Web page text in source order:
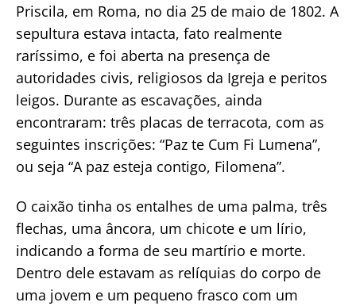
Priscila, em Roma, no dia 25 de maio de 1802. A
sepultura estava intacta, fato realmente
raríssimo, e foi aberta na presença de
autoridades civis, religiosos da Igreja e peritos
leigos. Durante as escavações, ainda
encontraram: três placas de terracota, com as
seguintes inscrições: “Paz te Cum Fi Lumena”,
ou seja “A paz esteja contigo, Filomena”.
O caixão tinha os entalhes de uma palma, três
flechas, uma âncora, um chicote e um lírio,
indicando a forma de seu martírio e morte.
Dentro dele estavam as relíquias do corpo de
uma jovem e um pequeno frasco com um